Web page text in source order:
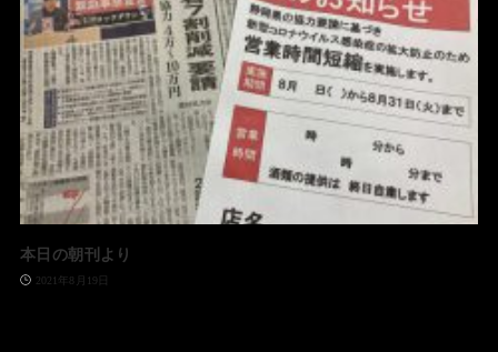
本日の朝刊より
2021年8月19日